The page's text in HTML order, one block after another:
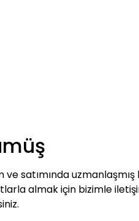
ve satımında
almak için bizimle